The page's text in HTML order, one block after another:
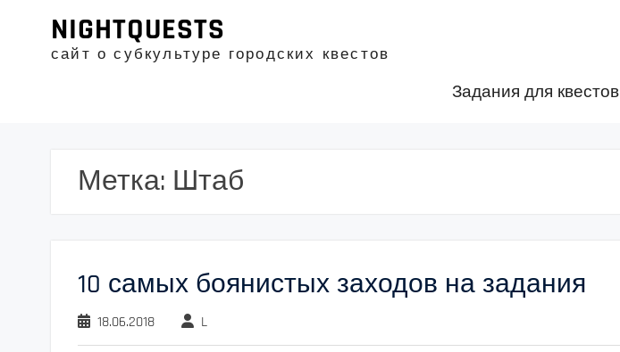
содержимому
NIGHTQUESTS
сайт о субкультуре городских квестов
Задания для квестов
Метка: Штаб
10 самых боянистых заходов на задания
18.06.2018 L